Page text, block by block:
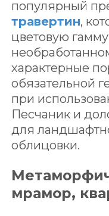
популярный
травертин,
цветовую
характерные
обязательной
при
Песчаник и
для
облицовки.
мрамор,